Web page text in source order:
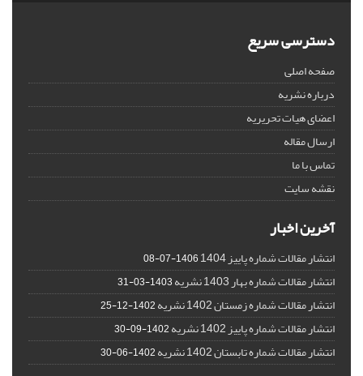
دسترسی سریع
صفحه اصلی
درباره نشریه
اعضای هیات تحریریه
ارسال مقاله
تماس با ما
نقشه سایت
آخرین اخبار
انتشار مقالات شماره پاییز 1404 1406-07-08
انتشار مقالات شماره بهار 1403 نشریه 1403-03-31
انتشار مقالات شماره زمستان 1402 نشریه 1402-12-25
انتشار مقالات شماره پاییز 1402 نشریه 1402-09-30
انتشار مقالات شماره تابستان 1402 نشریه 1402-06-30